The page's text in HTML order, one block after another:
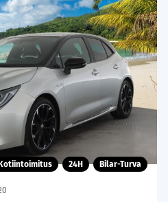
24H Bilar-Turva